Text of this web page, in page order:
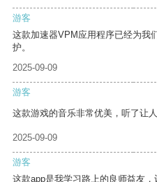
游客
这款加速器VPM应用程序已经为我
护。
2025-09-09
游客
这款游戏的音乐非常优美，听了让人
2025-09-09
游客
这款app是我学习路上的良师益友